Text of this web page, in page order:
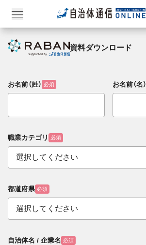
資料ダウンロード
お名前（姓） 必須 お名前（名）
職業カテゴリ 必須
都道府県 必須
自治体名 / 企業名 必須